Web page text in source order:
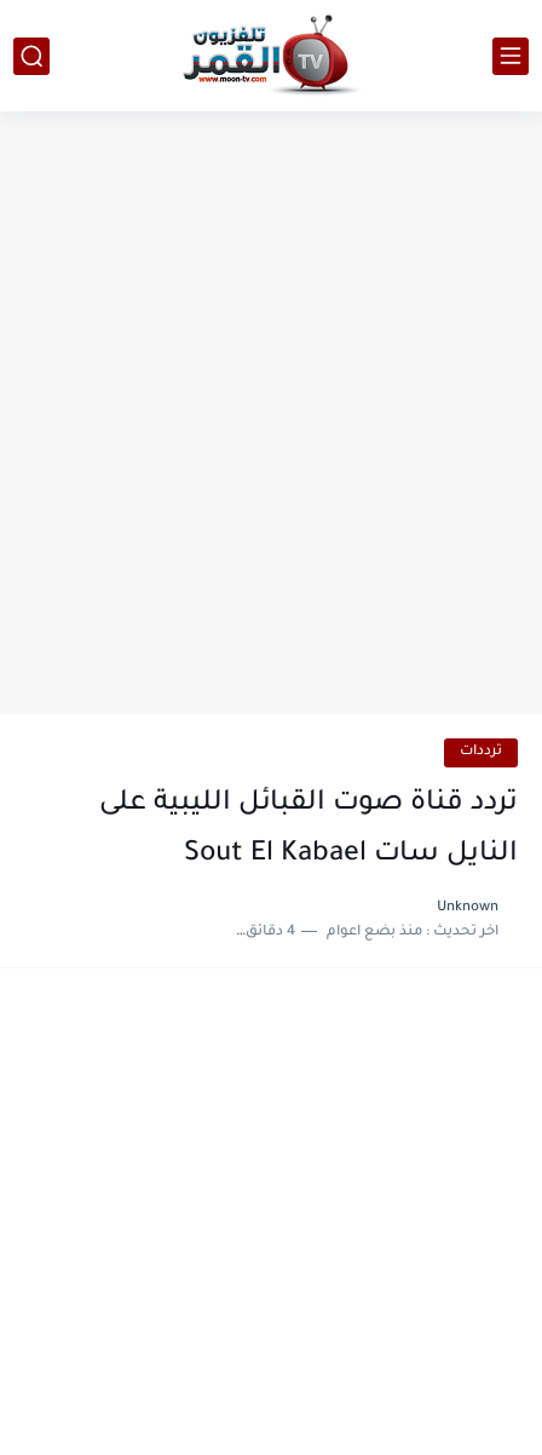
ترددات
تردد قناة صوت القبائل الليبية على
النايل سات Sout El Kabael
Unknown
اخر تحديث :منذ بضع اعوام 4 دقائق للقراءة